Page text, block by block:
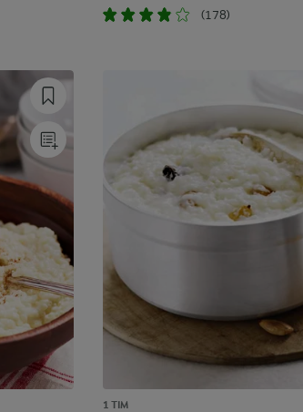
(178)
1 TIM